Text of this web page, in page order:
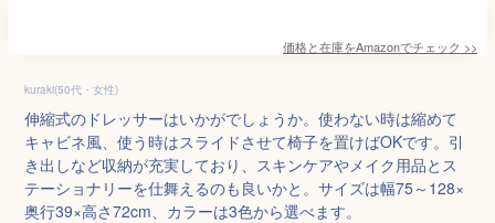
価格と在庫をAmazonでチェック >>
kuraki(50代・女性)
伸縮式のドレッサーはいかがでしょうか。使わない時は縮めて
キャビネ風、使う時はスライドさせて椅子を置けばOKです。引
き出しなど収納が充実しており、スキンケアやメイク用品とス
テーショナリーを仕舞えるのも良いかと。サイズは幅75～128×
奥行39×高さ72cm、カラーは3色から選べます。